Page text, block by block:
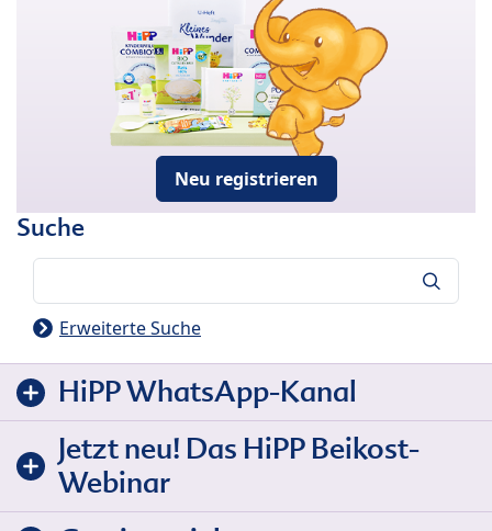
Neu registrieren
Suche
Erweiterte Suche
HiPP WhatsApp-Kanal
Jetzt neu! Das HiPP Beikost-
Webinar